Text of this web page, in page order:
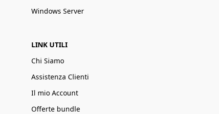
Windows Server
LINK UTILI
Chi Siamo
Assistenza Clienti
Il mio Account
Offerte bundle